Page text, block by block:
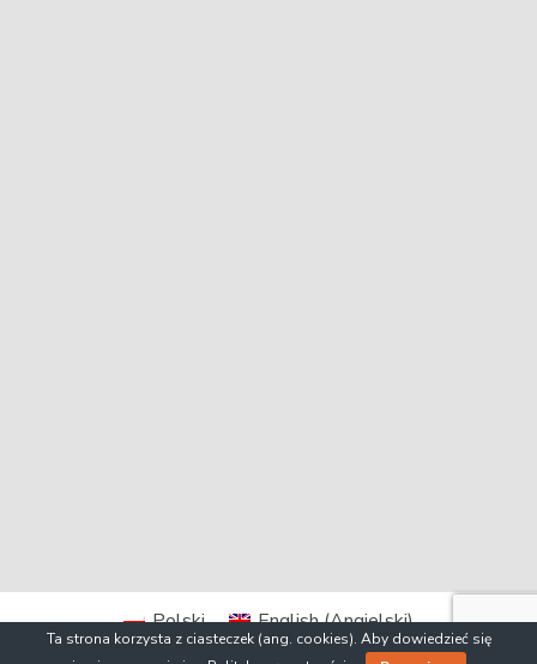
Ta strona korzysta z ciasteczek (ang. cookies). Aby dowiedzieć się
Polski English(Angielski)